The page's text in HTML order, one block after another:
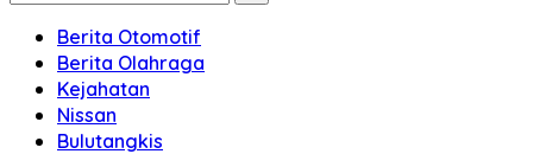
Berita Otomotif
Berita Olahraga
Kejahatan
Nissan
Bulutangkis